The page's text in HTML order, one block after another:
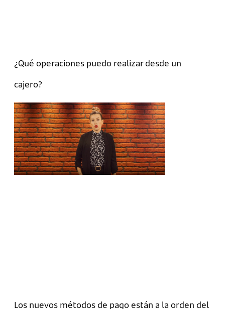
¿Qué operaciones puedo realizar desde un
cajero?
Los nuevos métodos de pago están a la orden del